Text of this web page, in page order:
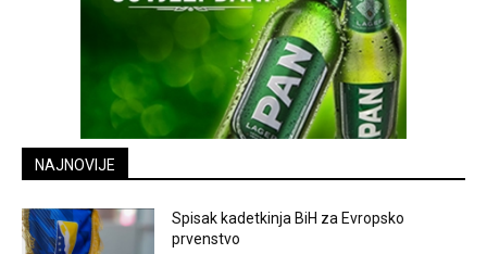
NAJNOVIJE
Spisak kadetkinja BiH za Evropsko
prvenstvo